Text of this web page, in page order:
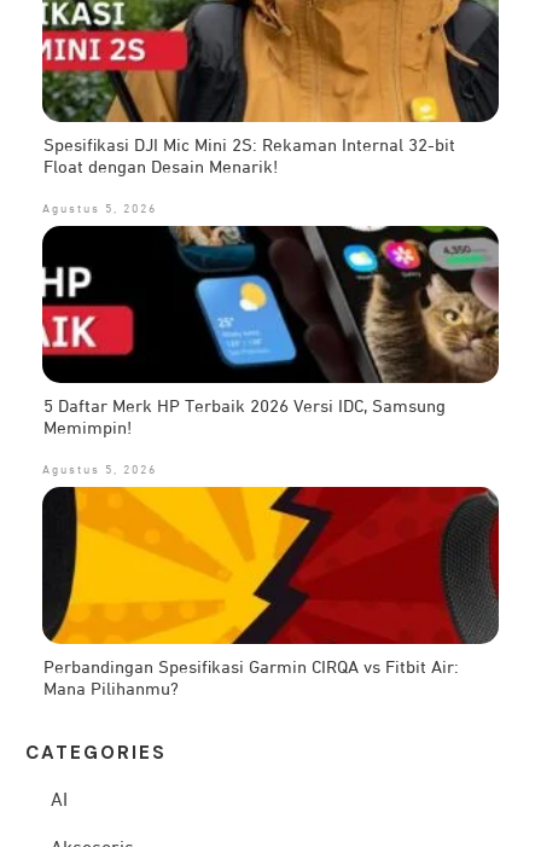
Spesifikasi DJI Mic Mini 2S: Rekaman Internal 32-bit
Float dengan Desain Menarik!
Agustus 5, 2026
5 Daftar Merk HP Terbaik 2026 Versi IDC, Samsung
Memimpin!
Agustus 5, 2026
Perbandingan Spesifikasi Garmin CIRQA vs Fitbit Air:
Mana Pilihanmu?
CATEG ORIES
AI